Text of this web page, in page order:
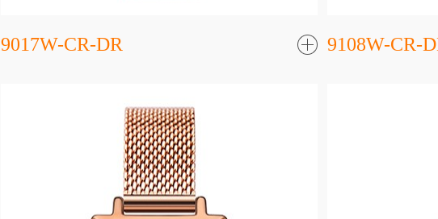
了
9017W-CR-DR
了
9108W-CR-